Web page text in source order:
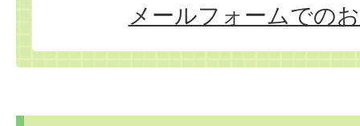
メールフォームでの